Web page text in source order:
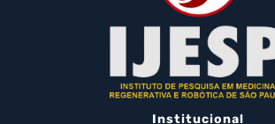
Cirurgia Artroplastia de Joelho
Cirurgia Artroplastia Joelho
Cirurgia Artrose Joelho Preço
Cirurgia de Artroscopia no Joelho
Cirurgia de Cartilagem do Joelho
Cirurgia de Joelho com Prótese
Institucional